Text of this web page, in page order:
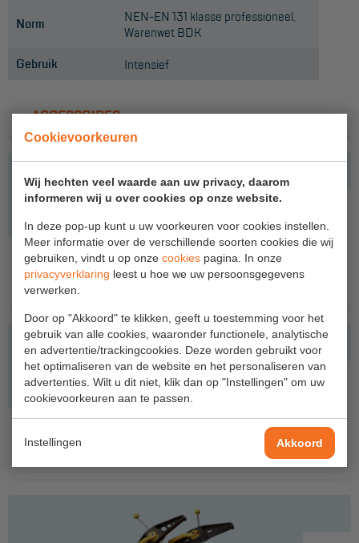
Cookievoorkeuren
Wij hechten veel waarde aan uw privacy, daarom
informeren wij u over cookies op onze website.
In deze pop-up kunt u uw voorkeuren voor cookies instellen.
Meer informatie over de verschillende soorten cookies die wij
gebruiken, vindt u op onze cookies pagina. In onze
privacyverklaring leest u hoe we uw persoonsgegevens
verwerken.
Door op "Akkoord" te klikken, geeft u toestemming voor het
gebruik van alle cookies, waaronder functionele, analytische
en advertentie/trackingcookies. Deze worden gebruikt voor
het optimaliseren van de website en het personaliseren van
advertenties. Wilt u dit niet, klik dan op "Instellingen" om uw
cookievoorkeuren aan te passen.
Instellingen Akkoord
Project toepassingen
Industrie
Projectvoorbeelden
KEURING
Keuring en Inspectie
Ladders en trappen
Steigers
Valbeveiliging
Reparatie en onderhoud
Aanmelden Inspectiewekker
OVER ONS
Vestigingen
Norm
NEN-EN 131 klasse professioneel,
Warenwet BDK
Gebruik Intensief
ACCESSOIRES
LADDERMAT
Meer info